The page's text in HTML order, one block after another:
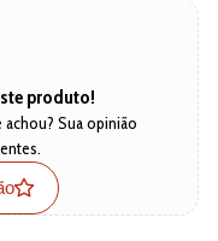
produto!
Sua opinião